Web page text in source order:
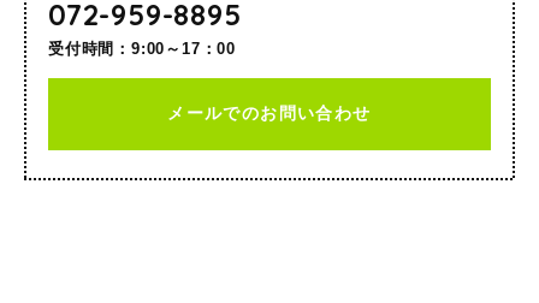
072-959-8895
受付時間：9:00～17：00
メールでのお問い合わせ